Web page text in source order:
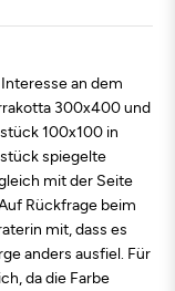
an dem
300x400 und
100x100 in
spiegelte
mit der Seite
Rückfrage beim
mit, dass es
anders ausfiel. Für
da die Farbe